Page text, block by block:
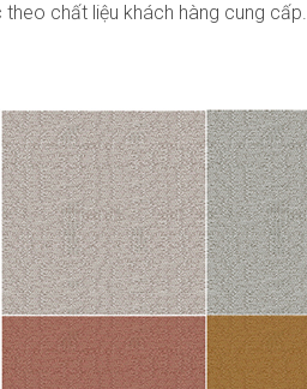
chất liệu khách hàng cung cấp.